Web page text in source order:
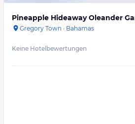
Pineapple Hideaway Oleander
Gregory Town · Bahamas
Keine Hotelbewertungen